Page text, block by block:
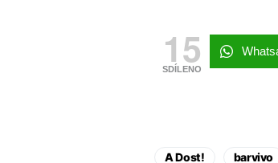
15
SDÍLENO
A Dost! barvivo